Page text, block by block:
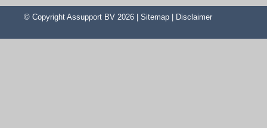
© Copyright Assupport BV 2026 | Sitemap Disclaimer